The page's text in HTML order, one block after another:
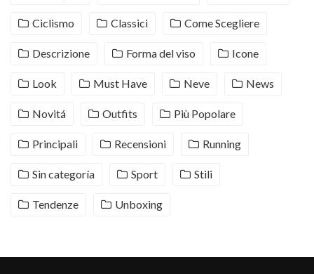
Ciclismo Classici Come Scegliere
Descrizione Forma del viso Icone
Look Must Have Neve News
Novitá Outfits Più Popolare
Principali Recensioni Running
Sin categoría Sport Stili
Tendenze Unboxing